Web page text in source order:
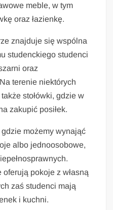
meble, w tym
oraz łazienkę.
znajduje się wspólna
studenckiego studenci
oraz
terenie niektórych
stołówki, gdzie w
zakupić posiłek.
możemy wynająć
albo jednoosobowe,
pokoje z własną
zaś studenci mają
i kuchni.